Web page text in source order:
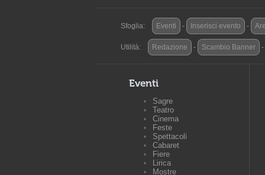
Sfoglia: Eventi - Inserisci evento -
Utilità: Redazione - Scambio Banner -
Eventi
Sagre
Teatro
Cinema
Feste
Spettacoli
Cabaret
Fiere
Lirica
Mostre